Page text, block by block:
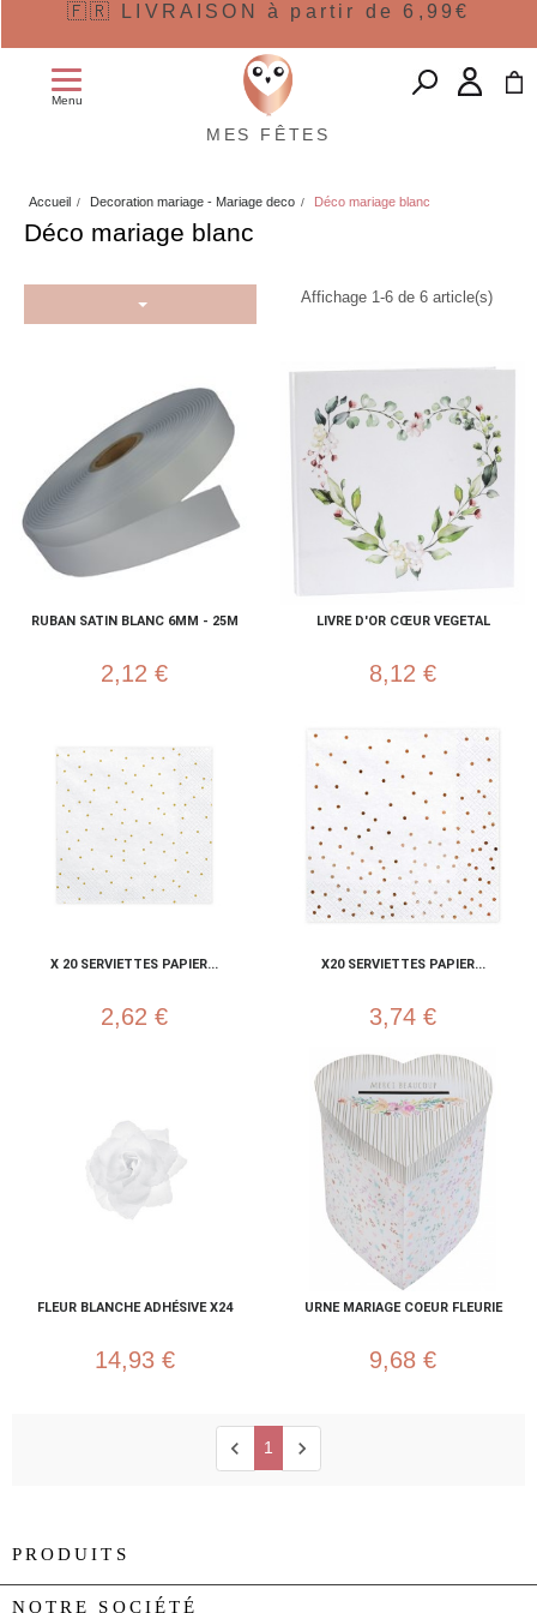
🇫🇷 LIVRAISON à partir de 6,99€
Menu
MES FÊTES
Accueil Decoration mariage - Mariage deco Déco mariage blanc
Déco mariage blanc
Affichage 1-6 de 6 article(s)
RUBAN SATIN BLANC 6MM - 25M
2,12 €
LIVRE D'OR CŒUR VEGETAL
8,12 €
X 20 SERVIETTES PAPIER...
2,62 €
X20 SERVIETTES PAPIER...
3,74 €
FLEUR BLANCHE ADHÉSIVE X24
14,93 €
URNE MARIAGE COEUR FLEURIE
9,68 €
chevron_left 1 chevron_right
PRODUITS
NOTRE SOCIÉTÉ